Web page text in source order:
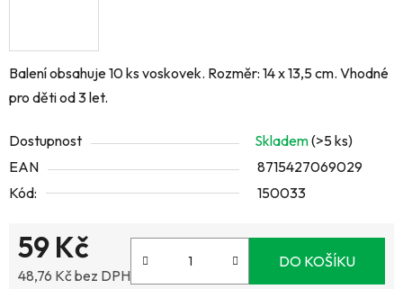
Balení obsahuje 10 ks voskovek. Rozměr: 14 x 13,5 cm. Vhodné
pro děti od 3 let.
Dostupnost Skladem(>5 ks)
EAN
8715427069029
Kód:
150033
59 Kč
48,76 Kč bez DPH
DO KOŠÍKU